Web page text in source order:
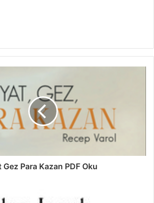
Gez Para Kazan PDF Oku